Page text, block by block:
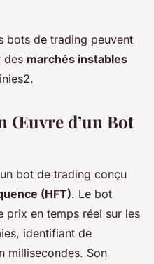
bots de trading peuvent
des marchés instables
Œuvre d’un Bot
bot de trading conçu
(HFT). Le bot
prix en temps réel sur les
identifiant de
millisecondes. Son